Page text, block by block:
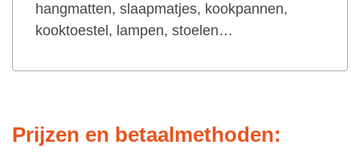
hangmatten, slaapmatjes, kookpannen,
kooktoestel, lampen, stoelen…
Prijzen en betaalmethoden: